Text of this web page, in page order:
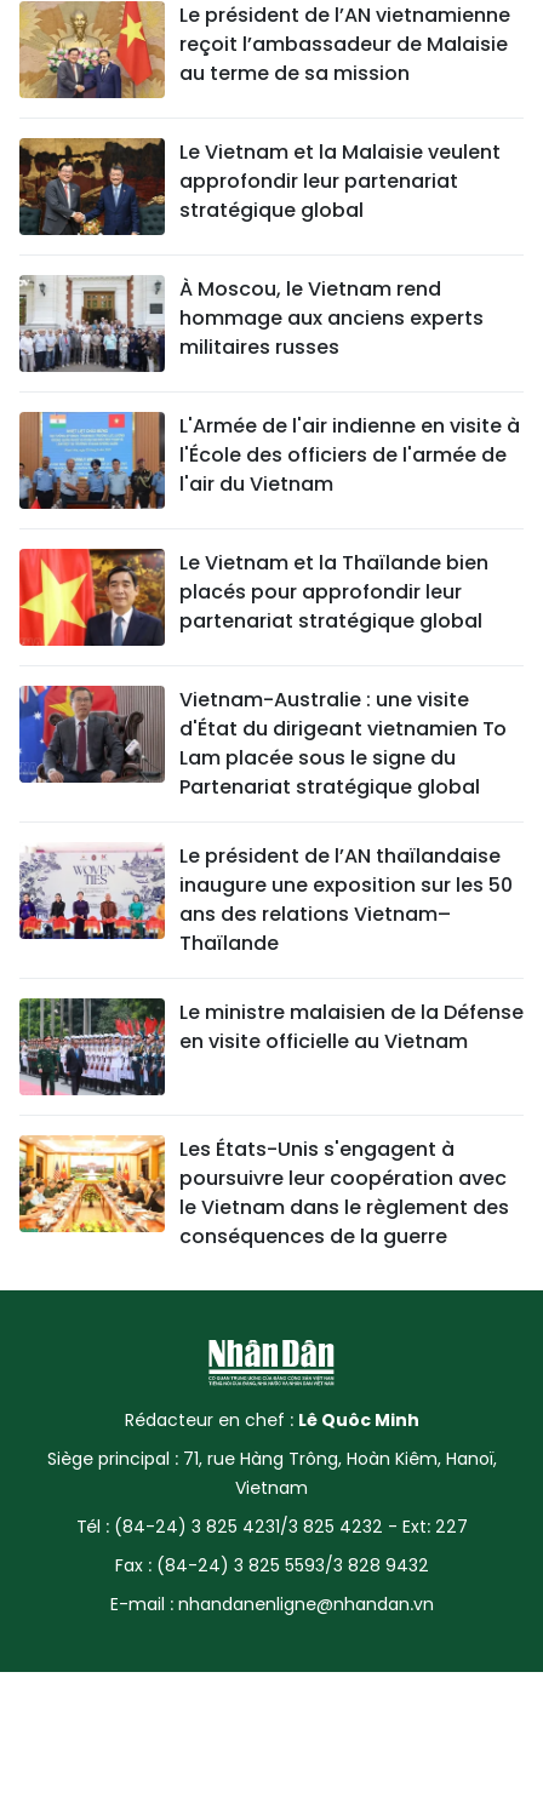
Le président de l’AN vietnamienne
reçoit l’ambassadeur de Malaisie
au terme de sa mission
Le Vietnam et la Malaisie veulent
approfondir leur partenariat
stratégique global
À Moscou, le Vietnam rend
hommage aux anciens experts
militaires russes
L'Armée de l'air indienne en visite à
l'École des officiers de l'armée de
l'air du Vietnam
Le Vietnam et la Thaïlande bien
placés pour approfondir leur
partenariat stratégique global
Vietnam-Australie : une visite
d'État du dirigeant vietnamien To
Lam placée sous le signe du
Partenariat stratégique global
Le président de l’AN thaïlandaise
inaugure une exposition sur les 50
ans des relations Vietnam–
Thaïlande
Le ministre malaisien de la Défense
en visite officielle au Vietnam
Les États-Unis s'engagent à
poursuivre leur coopération avec
le Vietnam dans le règlement des
conséquences de la guerre
Rédacteur en chef : Lê Quôc Minh
Siège principal : 71, rue Hàng Trông, Hoàn Kiêm, Hanoï,
Vietnam
Tél : (84-24) 3 825 4231/3 825 4232 - Ext: 227
Fax : (84-24) 3 825 5593/3 828 9432
E-mail : nhandanenligne@nhandan.vn